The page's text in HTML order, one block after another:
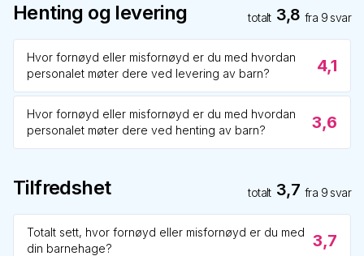
Henting og levering totalt 3,8 fra 9 svar
Hvor fornøyd eller misfornøyd er du med hvordan
personalet møter dere ved levering av barn?
4,1
Hvor fornøyd eller misfornøyd er du med hvordan
personalet møter dere ved henting av barn?
3,6
Tilfredshet totalt 3,7 fra 9 svar
Totalt sett, hvor fornøyd eller misfornøyd er du med
din barnehage?
3,7